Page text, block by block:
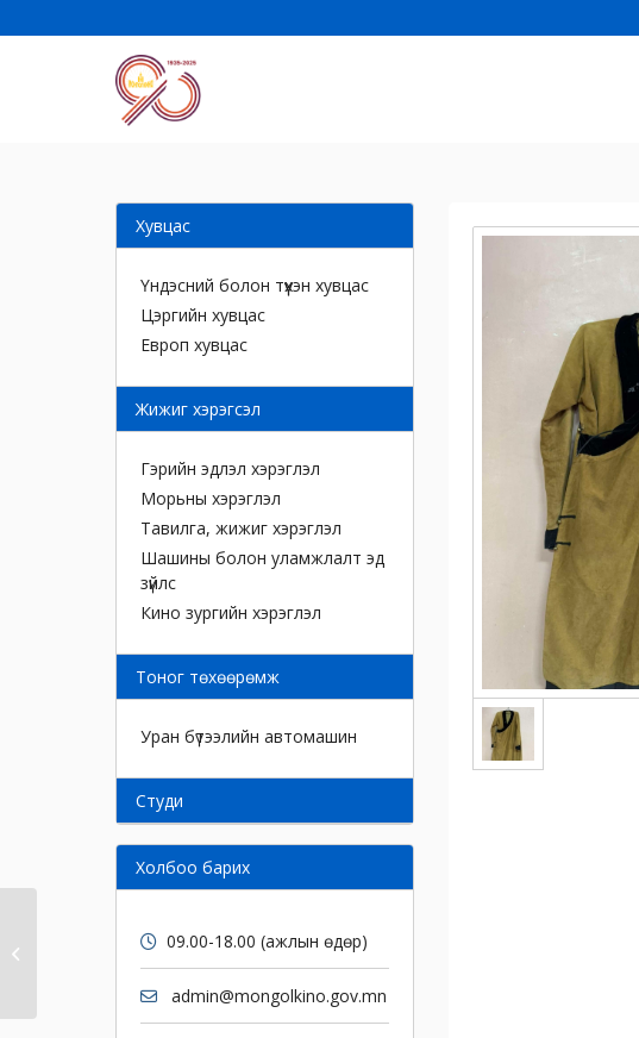
Хувцас
Үндэсний болон түүхэн хувцас
Цэргийн хувцас
Европ хувцас
Жижиг хэрэгсэл
Гэрийн эдлэл хэрэглэл
Морьны хэрэглэл
Тавилга, жижиг хэрэглэл
Шашины болон уламжлалт эд
зүйлс
Кино зургийн хэрэглэл
Тоног төхөөрөмж
Уран бүтээлийн автомашин
Cтуди
Холбоо барих
09.00-18.00 (ажлын өдөр)
admin@mongolkino.gov.mn